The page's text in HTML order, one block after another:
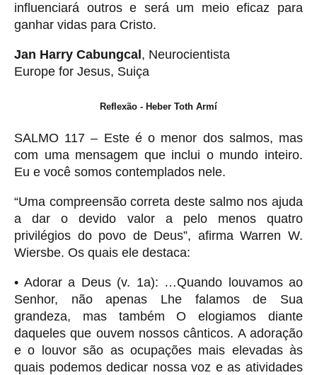
influenciará outros e será um meio eficaz para
ganhar vidas para Cristo.
Jan Harry Cabungcal , Neurocientista
Europe for Jesus, Suiça
Reflexão - Heber Toth Armí
SALMO 117 – Este é o menor dos salmos, mas
com uma mensagem que inclui o mundo inteiro.
Eu e você somos contemplados nele.
“Uma compreensão correta deste salmo nos ajuda
a dar o devido valor a pelo menos quatro
privilégios do povo de Deus”, afirma Warren W.
Wiersbe. Os quais ele destaca:
• Adorar a Deus (v. 1a): …Quando louvamos ao
Senhor, não apenas Lhe falamos de Sua
grandeza, mas também O elogiamos diante
daqueles que ouvem nossos cânticos. A adoração
e o louvor são as ocupações mais elevadas às
quais podemos dedicar nossa voz e as atividades